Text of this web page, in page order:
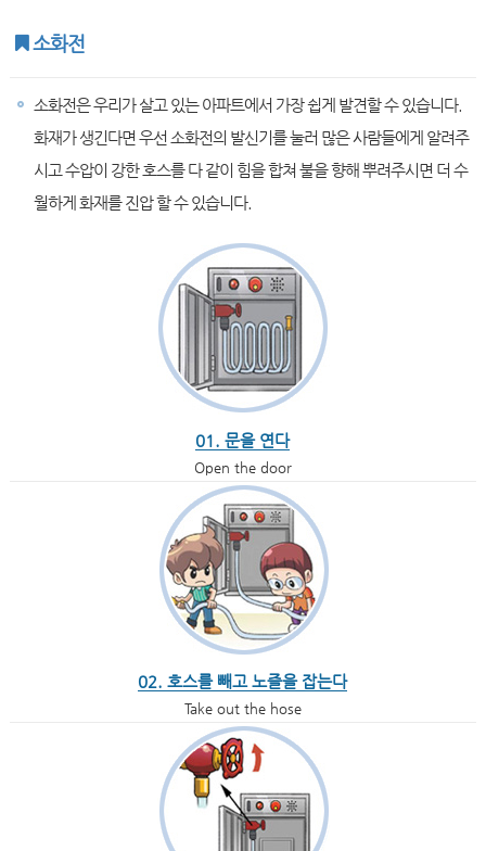
소화전
소화전은 우리가 살고 있는 아파트에서 가장 쉽게 발견할 수 있습니다.
화재가 생긴다면 우선 소화전의 발신기를 눌러 많은 사람들에게 알려주
시고 수압이 강한 호스를 다 같이 힘을 합쳐 불을 향해 뿌려주시면 더 수
월하게 화재를 진압 할 수 있습니다.
01. 문을 연다
Open the door
02. 호스를 빼고 노즐을 잡는다
Take out the hose